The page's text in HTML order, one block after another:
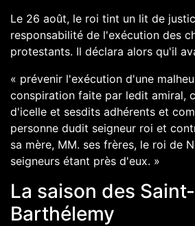
Le 26 août, le roi tint un lit de
responsabilité de l'exécution des
protestants. Il déclara alors qu'il
« prévenir l'exécution d'une
conspiration faite par ledit amiral,
d'icelle et sesdits adhérents et
personne dudit seigneur roi et
sa mère, MM. ses frères, le roi de
seigneurs étant près d'eux. »
La saison des Saint-
Barthélemy